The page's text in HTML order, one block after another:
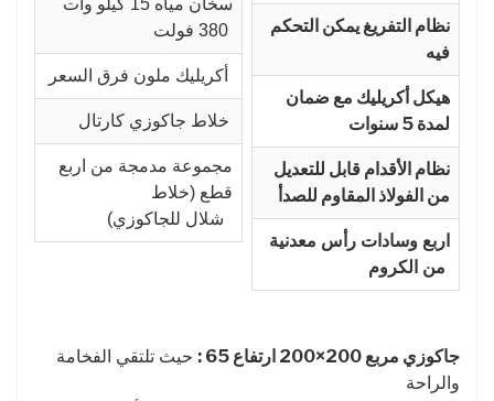
خلاط جاكوزي كارتال
مجموعة مدمجة من اربع
قطع (خلاط
نظام التفريغ يمكن التحكم
فيه
هيكل أكريليك مع ضمان
لمدة 5 سنوات
نظام الأقدام قابل للتعديل
من الفولاذ المقاوم للصدأ
​اربع وسادات رأس معدنية
جاكوزي مربع 200×200 ارتفاع 65 :
حيث تلتقي الفخامة
والراحة